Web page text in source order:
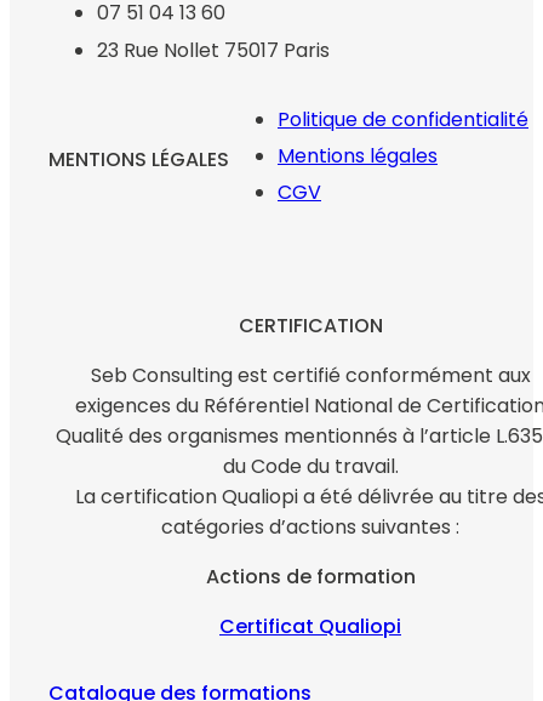
07 51 04 13 60
23 Rue Nollet 75017 Paris
MENTIONS LÉGALES
Politique de confidentialité
Mentions légales
CGV
CERTIFICATION
Seb Consulting est certifié conformément aux
exigences du Référentiel National de
Qualité des organismes mentionnés à l’article
du Code du travail.
La certification Qualiopi a été délivrée au titre
catégories d’actions suivantes :
Actions de formation
Certificat Qualiopi
Catalogue des formations